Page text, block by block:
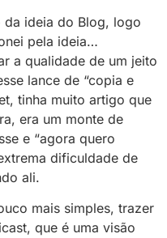
da ideia do Blog, logo
pela ideia…
a qualidade de um jeito
lance de “copia e
tinha muito artigo que
era um monte de
e “agora quero
dificuldade de
ali.
mais simples, trazer
que é uma visão